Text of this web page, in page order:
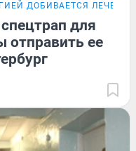
ДОБИВАЕТСЯ ЛЕЧЕНИЯ
для
отправить ее